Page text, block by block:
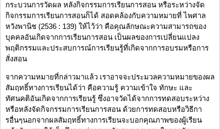
กระบวนการวัดผล หลังกิจกรรมการเรียนการสอน หรือระหว่างจัด
กิจกรรมการเรียนการสอนก็ได้ สอดคล้องกับความหมายที่ ไพศาล
หวังพานิช (2536 : 139) ให้ไว้ว่า คือคุณลักษณะความสามารถของ
บุคคลอันเกิดจากการเรียนการสอน เป็นผลของการเปลี่ยนแปลง
พฤติกรรมและประสบการณ์การเรียนรู้ที่เกิดจากการอบรมหรือการ
สั่งสอน
จากความหมายที่กล่าวมาแล้ว เราอาจจะประมวลความหมายของผล
สัมฤทธิ์ทางการเรียนได้ว่า คือความรู้ ความเข้าใจ ทักษะ และ
ทัศนคติอันเกิดจากการเรียนรู้ ซึ่งอาจวัดได้จากการทดสอบระหว่าง
หรือหลังจัดกิจกรรมการเรียนการสอน ด้วยการทดสอบหรือวิธีกา
รอื่นๆนอกจากผลสัมฤทธิ์ทางการเรียนจะบอกคุณภาพของผู้เรียน